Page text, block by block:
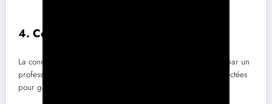
4. Connexion Électrique
La connexion des panneaux à l’onduleur doit être effectuée par un
professionnel qualifié. Des normes strictes doivent être respectées
pour garantir la sécurité.